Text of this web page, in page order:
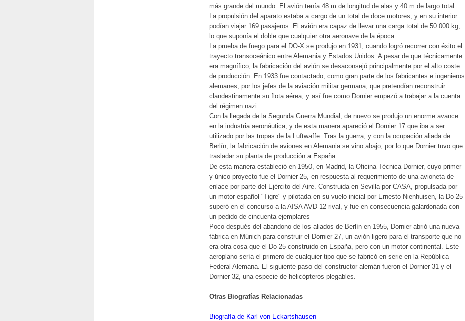
más grande del mundo. El avión tenía 48 m de longitud de alas y 40 m de largo total.
La propulsión del aparato estaba a cargo de un total de doce motores, y en su interior
podían viajar 169 pasajeros. El avión era capaz de llevar una carga total de 50.000 kg,
lo que suponía el doble que cualquier otra aeronave de la época.
La prueba de fuego para el DO-X se produjo en 1931, cuando logró recorrer con éxito el
trayecto transoceánico entre Alemania y Estados Unidos. A pesar de que técnicamente
era magnífico, la fabricación del avión se desaconsejó principalmente por el alto coste
de producción. En 1933 fue contactado, como gran parte de los fabricantes e ingenieros
alemanes, por los jefes de la aviación militar germana, que pretendían reconstruir
clandestinamente su flota aérea, y así fue como Dornier empezó a trabajar a la cuenta
del régimen nazi
Con la llegada de la Segunda Guerra Mundial, de nuevo se produjo un enorme avance
en la industria aeronáutica, y de esta manera apareció el Dornier 17 que iba a ser
utilizado por las tropas de la Luftwaffe. Tras la guerra, y con la ocupación aliada de
Berlín, la fabricación de aviones en Alemania se vino abajo, por lo que Dornier tuvo que
trasladar su planta de producción a España.
De esta manera estableció en 1950, en Madrid, la Oficina Técnica Dornier, cuyo primer
y único proyecto fue el Dornier 25, en respuesta al requerimiento de una avioneta de
enlace por parte del Ejército del Aire. Construida en Sevilla por CASA, propulsada por
un motor español "Tigre" y pilotada en su vuelo inicial por Ernesto Nienhuisen, la Do-25
superó en el concurso a la AISA AVD-12 rival, y fue en consecuencia galardonada con
un pedido de cincuenta ejemplares
Poco después del abandono de los aliados de Berlín en 1955, Dornier abrió una nueva
fábrica en Múnich para construir el Dornier 27, un avión ligero para el transporte que no
era otra cosa que el Do-25 construido en España, pero con un motor continental. Este
aeroplano sería el primero de cualquier tipo que se fabricó en serie en la República
Federal Alemana. El siguiente paso del constructor alemán fueron el Dornier 31 y el
Dornier 32, una especie de helicópteros plegables.
Otras Biografías Relacionadas
Biografía de Karl von Eckartshausen